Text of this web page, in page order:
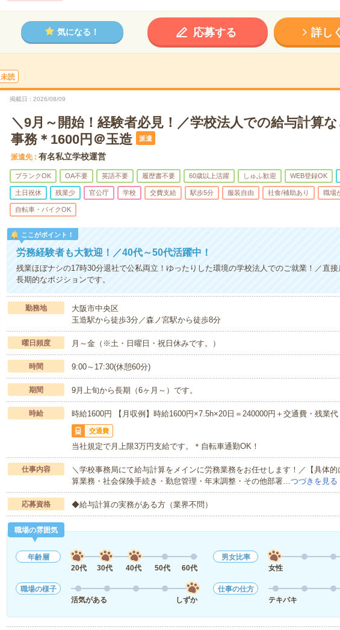
気になる！ 応募する 詳し
未読
掲載日 2026/08/09
＼9月～開始！経験者必見！／学校法人での給与計算
事務＊1600円＠玉造
派遣
派遣先 有名私立学校運営
ブランクOK OA不要 英語不要 履歴書不要 60歳以上活躍 しゅふ歓迎 WEB登録OK
土日祝休 残業少 官公庁 学校 交費支給 駅歩5分 服装自由 社食/補助あり 職場
自転車・バイクOK
ここがポイント！
労務経験者も大歓迎！／40代～50代活躍中！
残業ほぼナシの17時30分退社で公私両立！ゆったりした環境の学校法人でのご就業！／直
長期的なポジションです。
勤務地
大阪市中央区
玉造駅から徒歩3分／森ノ宮駅から徒歩8分
曜日頻度 月～金（※土・日曜日・祝日休みです。）
時間 9:00～17:30(休憩60分)
期間 9月上旬から長期（6ヶ月～）です。
時給 時給1600円 【月収例】時給1600円×7.5h×20日＝240000円＋交通費・残業代
交通費
当社規定で月上限3万円支給です。＊自転車通勤OK！
仕事内容
＼学校事務局にて給与計算をメインに労務業務をお任せします！／【具体
算業務・社会保険手続き・勤怠管理・年末調整・その他部署…つづきを見る
応募資格 ◆給与計算の実務がある方（業界不問）
職場の雰囲気
年齢層
20代
30代 40代 50代 60代
男女比率
女性
職場の様子
活気がある
しずか
仕事の仕方
テキパキ